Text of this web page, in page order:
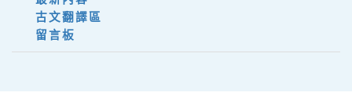
古文翻譯區
留言板